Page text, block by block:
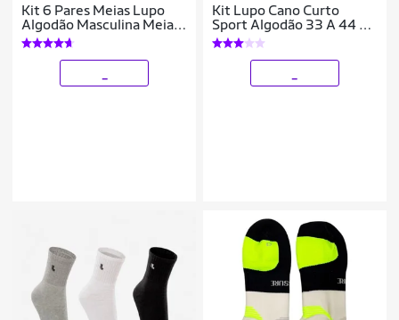
Kit 6 Pares Meias Lupo
Algodão Masculina Meia
Feminina Soquete Curto
Baixo Atacado
Kit Lupo Cano Curto
Sport Algodão 33 A 44 3
Pares De Meias